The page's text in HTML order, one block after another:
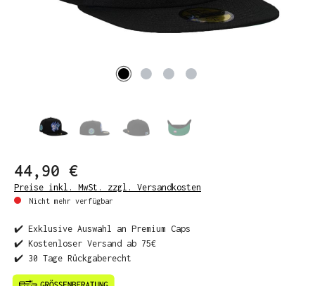
44,90 €
Preise inkl. MwSt. zzgl. Versandkosten
Nicht mehr verfügbar
✔️ Exklusive Auswahl an Premium Caps
✔️ Kostenloser Versand ab 75€
✔️ 30 Tage Rückgaberecht